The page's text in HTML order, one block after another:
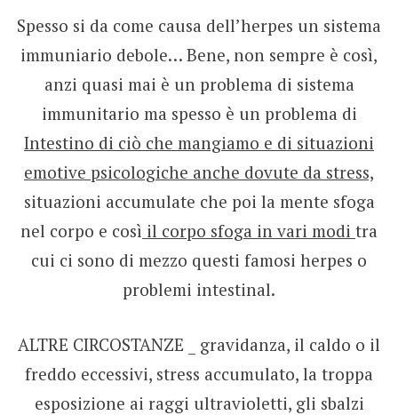
Spesso si da come causa dell’herpes un sistema
immuniario debole… Bene, non sempre è così,
anzi quasi mai è un problema di sistema
immunitario ma spesso è un problema di
Intestino di ciò che mangiamo e di situazioni
emotive psicologiche anche dovute da stress,
situazioni accumulate che poi la mente sfoga
nel corpo e così il corpo sfoga in vari modi tra
cui ci sono di mezzo questi famosi herpes o
problemi intestinal.
ALTRE CIRCOSTANZE _ gravidanza, il caldo o il
freddo eccessivi, stress accumulato, la troppa
esposizione ai raggi ultravioletti, gli sbalzi